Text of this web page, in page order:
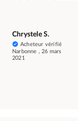
Chrystele S.
Acheteur vérifié
Narbonne , 26 mars
2021